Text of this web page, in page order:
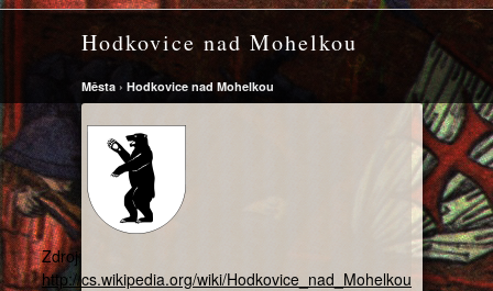
Hodkovice nad Mohelkou
Města › Hodkovice nad Mohelkou
Zdroj:
http://cs.wikipedia.org/wiki/Hodkovice_nad_Mohelkou